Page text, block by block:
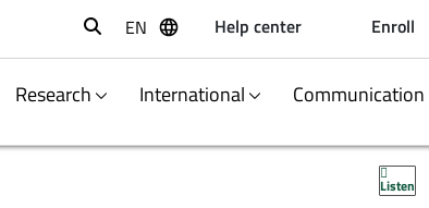
Buscar
EN Help center Enroll
Research International Communication
Listen